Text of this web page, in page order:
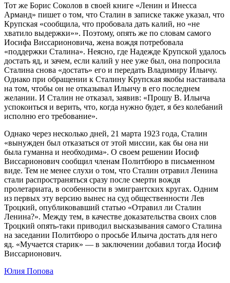
Тот же Борис Соколов в своей книге «Ленин и Инесса
Арманд» пишет о том, что Сталин в записке также указал, что
Крупская «сообщила, что пробовала дать калий, но «не
хватило выдержки»». Поэтому, опять же по словам самого
Иосифа Виссарионовича, жена вождя потребовала
«поддержки Сталина». Неясно, где Надежде Крупской удалось
достать яд, и зачем, если калий у нее уже был, она попросила
Сталина снова «достать» его и передать Владимиру Ильичу.
Однако при обращении к Сталину Крупская якобы настаивала
на том, чтобы он не отказывал Ильичу в его последнем
желании. И Сталин не отказал, заявив: «Прошу В. Ильича
успокоиться и верить, что, когда нужно будет, я без колебаний
исполню его требование».
Однако через несколько дней, 21 марта 1923 года, Сталин
«вынужден был отказаться от этой миссии, как бы она ни
была гуманна и необходима». О своем решении Иосиф
Виссарионович сообщил членам Политбюро в письменном
виде. Тем не менее слухи о том, что Сталин отравил Ленина
стали распространяться сразу после смерти вождя
пролетариата, в особенности в эмигрантских кругах. Одним
из первых эту версию вынес на суд общественности Лев
Троцкий, опубликовавший статью «Отравил ли Сталин
Ленина?». Между тем, в качестве доказательства своих слов
Троцкий опять-таки приводил высказывания самого Сталина
на заседании Политбюро о просьбе Ильича достать для него
яд. «Мучается старик» — в заключении добавил тогда Иосиф
Виссарионович.
Юлия Попова